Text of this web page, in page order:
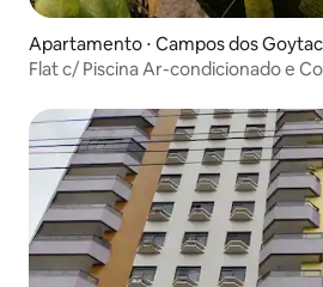
Apartamento ⋅ Campos dos
Flat c/ Piscina Ar-condicionado e